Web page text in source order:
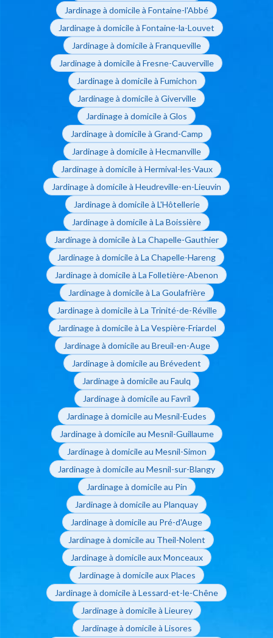
Jardinage à domicile à Fontaine-l'Abbé
Jardinage à domicile à Fontaine-la-Louvet
Jardinage à domicile à Franqueville
Jardinage à domicile à Fresne-Cauverville
Jardinage à domicile à Fumichon
Jardinage à domicile à Giverville
Jardinage à domicile à Glos
Jardinage à domicile à Grand-Camp
Jardinage à domicile à Hecmanville
Jardinage à domicile à Hermival-les-Vaux
Jardinage à domicile à Heudreville-en-Lieuvin
Jardinage à domicile à L'Hôtellerie
Jardinage à domicile à La Boissière
Jardinage à domicile à La Chapelle-Gauthier
Jardinage à domicile à La Chapelle-Hareng
Jardinage à domicile à La Folletière-Abenon
Jardinage à domicile à La Goulafrière
Jardinage à domicile à La Trinité-de-Réville
Jardinage à domicile à La Vespière-Friardel
Jardinage à domicile au Breuil-en-Auge
Jardinage à domicile au Brévedent
Jardinage à domicile au Faulq
Jardinage à domicile au Favril
Jardinage à domicile au Mesnil-Eudes
Jardinage à domicile au Mesnil-Guillaume
Jardinage à domicile au Mesnil-Simon
Jardinage à domicile au Mesnil-sur-Blangy
Jardinage à domicile au Pin
Jardinage à domicile au Planquay
Jardinage à domicile au Pré-d'Auge
Jardinage à domicile au Theil-Nolent
Jardinage à domicile aux Monceaux
Jardinage à domicile aux Places
Jardinage à domicile à Lessard-et-le-Chêne
Jardinage à domicile à Lieurey
Jardinage à domicile à Lisores